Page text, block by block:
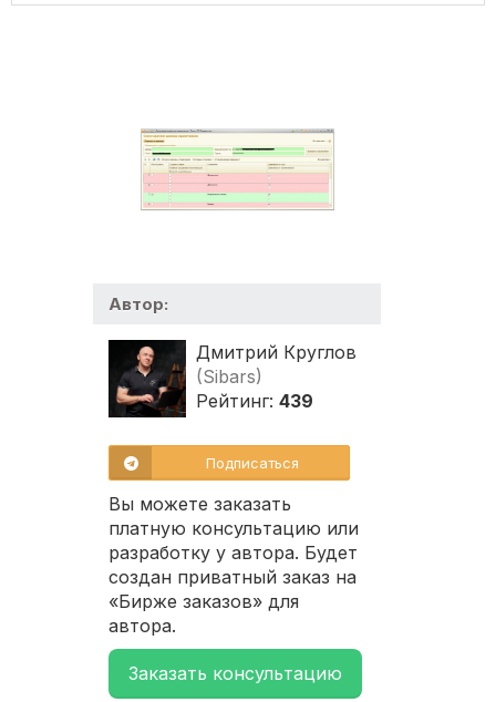
Автор:
Дмитрий Круглов
(Sibars)
Рейтинг: 439
Подписаться
Вы можете заказать
платную консультацию или
разработку у автора. Будет
создан приватный заказ на
«Бирже заказов» для
автора.
Заказать консультацию